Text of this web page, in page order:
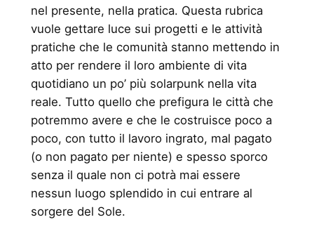
nel presente, nella pratica. Questa rubrica
vuole gettare luce sui progetti e le attività
pratiche che le comunità stanno mettendo in
atto per rendere il loro ambiente di vita
quotidiano un po’ più solarpunk nella vita
reale. Tutto quello che prefigura le città che
potremmo avere e che le costruisce poco a
poco, con tutto il lavoro ingrato, mal pagato
(o non pagato per niente) e spesso sporco
senza il quale non ci potrà mai essere
nessun luogo splendido in cui entrare al
sorgere del Sole.